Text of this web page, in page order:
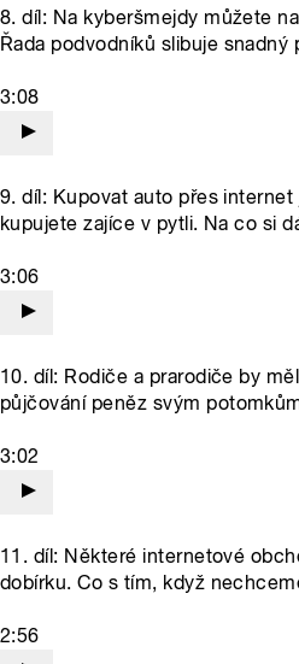
8. díl: Na kyberšmejdy můžete
Řada podvodníků slibuje snadný
3:08
9. díl: Kupovat auto přes
kupujete zajíce v pytli. Na co si
3:06
10. díl: Rodiče a prarodiče by
půjčování peněz svým
3:02
11. díl: Některé internetové
dobírku. Co s tím, když
2:56